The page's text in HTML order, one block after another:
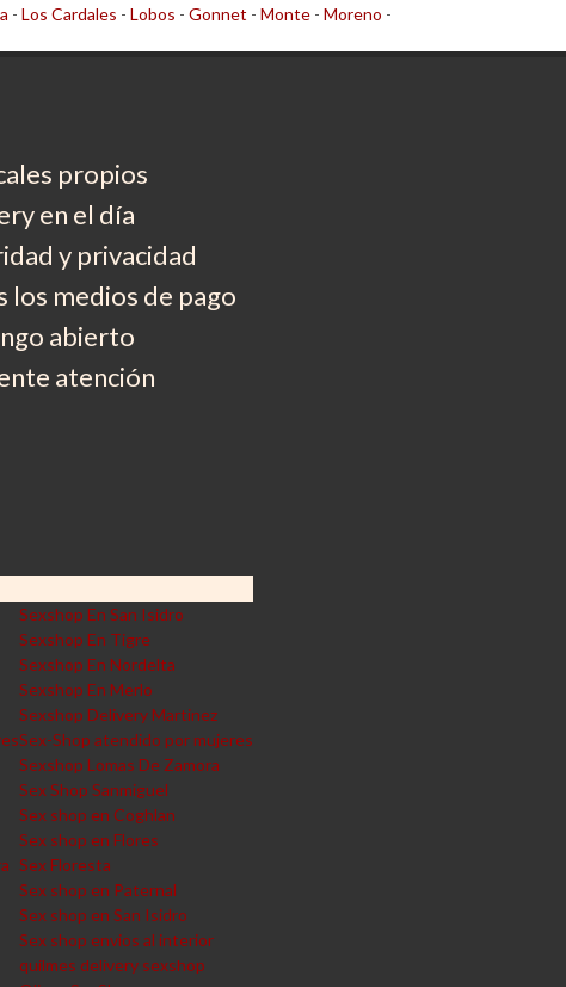
- Los Cardales - Lobos - Gonnet - Monte - Moreno -
propios
en el día
y privacidad
los medios de pago
abierto
atención
Sexshop En San Isidro
Sexshop En Tigre
Sexshop En Nordelta
Sexshop En Merlo
Sexshop Delivery Martinez
Sex-Shop atendido por mujeres
Sexshop Lomas De Zamora
Sex Shop Sanmiguel
Sex shop en Coghlan
Sex shop en Flores
Sex Floresta
Sex shop en Paternal
Sex shop en San Isidro
Sex shop envios al interior
quilmes delivery sexshop